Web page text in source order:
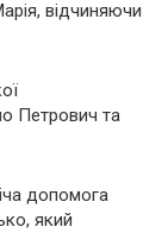
відчиняючи
Петрович та
допомога
який